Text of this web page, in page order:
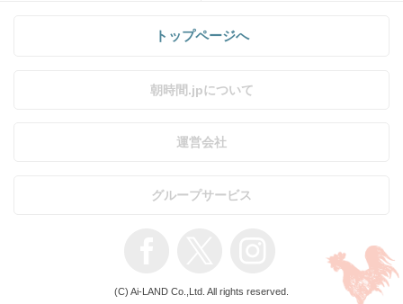
トップページへ
朝時間.jpについて
運営会社
グループサービス
(C) Ai-LAND Co.,Ltd. All rights reserved.